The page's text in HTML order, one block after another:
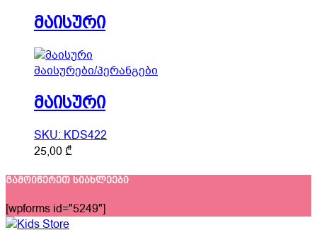
options
page
მაისური
მაისურები/პერანგები
მაისური
SKU: KDS422
25,00₾
has
variants.
გამოიწერეთ სიახლეები
[wpforms id="5249"]